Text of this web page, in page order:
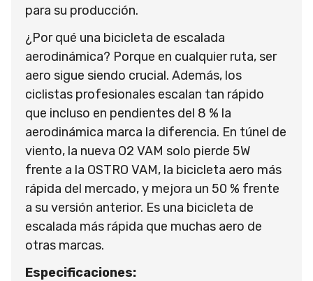
para su producción.
¿Por qué una bicicleta de escalada
aerodinámica? Porque en cualquier ruta, ser
aero sigue siendo crucial. Además, los
ciclistas profesionales escalan tan rápido
que incluso en pendientes del 8 % la
aerodinámica marca la diferencia. En túnel de
viento, la nueva O2 VAM solo pierde 5W
frente a la OSTRO VAM, la bicicleta aero más
rápida del mercado, y mejora un 50 % frente
a su versión anterior. Es una bicicleta de
escalada más rápida que muchas aero de
otras marcas.
Especificaciones: